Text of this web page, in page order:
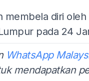
membela diri
pada 24
WhatsApp
mendapatkan